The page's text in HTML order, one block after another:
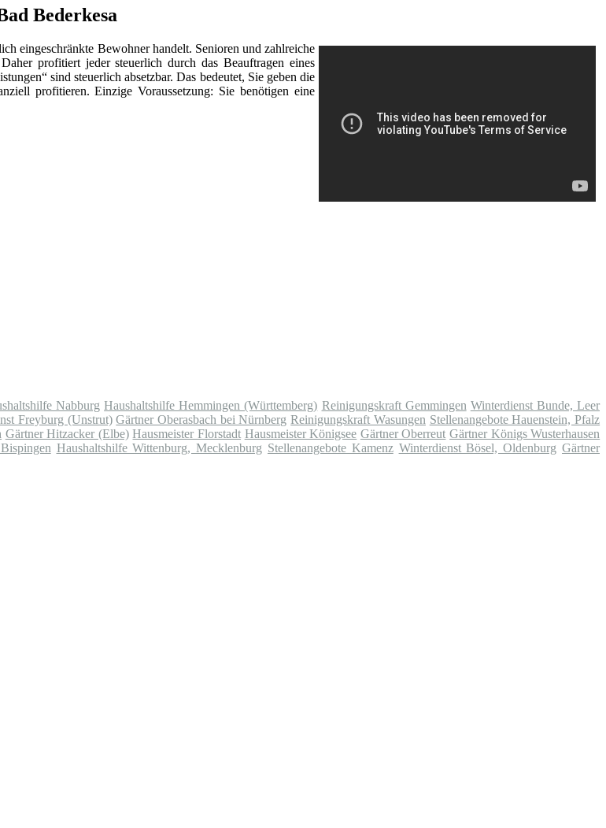
Bederkesa
eingeschränkte Bewohner handelt. Senioren und zahlreiche
profitiert jeder steuerlich durch das Beauftragen eines
sind steuerlich absetzbar. Das bedeutet, Sie geben die
profitieren. Einzige Voraussetzung: Sie benötigen eine
Nabburg Haushaltshilfe Hemmingen (Württemberg) Reinigungskraft Gemmingen Winterdienst Bunde, Leer
Freyburg (Unstrut) Gärtner Oberasbach bei Nürnberg Reinigungskraft Wasungen Stellenangebote Hauenstein, Pfalz
Gärtner Hitzacker (Elbe) Hausmeister Florstadt Hausmeister Königsee Gärtner Oberreut Gärtner Königs Wusterhausen
Haushaltshilfe Wittenburg, Mecklenburg Stellenangebote Kamenz Winterdienst Bösel, Oldenburg Gärtner